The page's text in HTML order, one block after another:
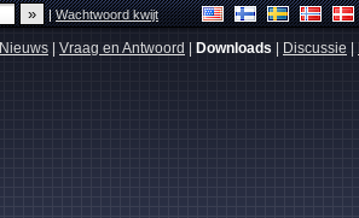
|Wachtwoord kwijt
Nieuws Vraag en Antwoord Downloads Discussie